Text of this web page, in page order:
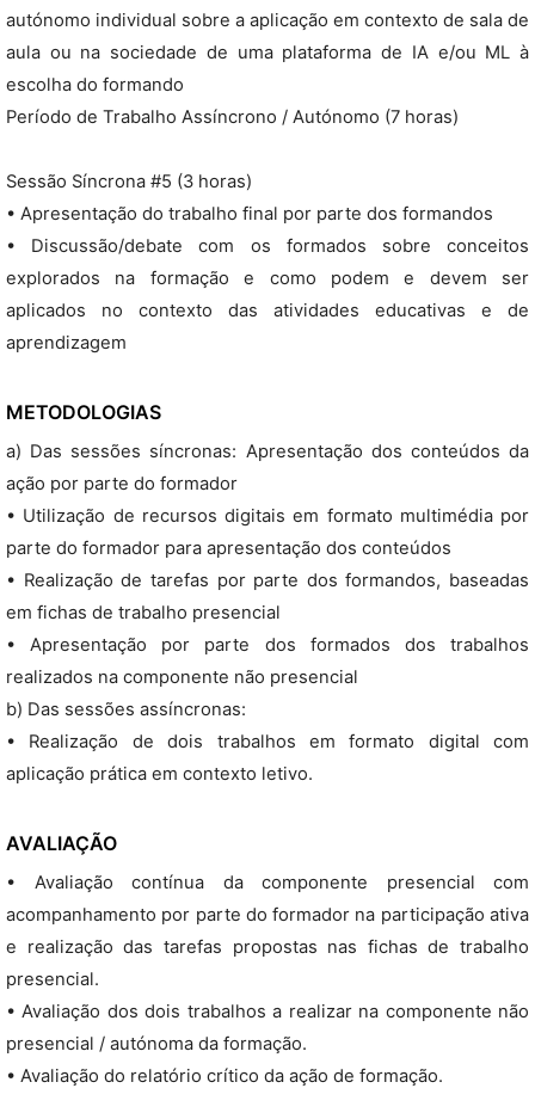
autónomo individual sobre a aplicação em contexto de sala de
aula ou na sociedade de uma plataforma de IA e/ou ML à
escolha do formando
Período de Trabalho Assíncrono / Autónomo (7 horas)
Sessão Síncrona #5 (3 horas)
• Apresentação do trabalho final por parte dos formandos
• Discussão/debate com os formados sobre conceitos
explorados na formação e como podem e devem ser
aplicados no contexto das atividades educativas e de
aprendizagem
METODOLOGIAS
a) Das sessões síncronas: Apresentação dos conteúdos da
ação por parte do formador
• Utilização de recursos digitais em formato multimédia por
parte do formador para apresentação dos conteúdos
• Realização de tarefas por parte dos formandos, baseadas
em fichas de trabalho presencial
• Apresentação por parte dos formados dos trabalhos
realizados na componente não presencial
b) Das sessões assíncronas:
• Realização de dois trabalhos em formato digital com
aplicação prática em contexto letivo.
AVALIAÇÃO
• Avaliação contínua da componente presencial com
acompanhamento por parte do formador na participação ativa
e realização das tarefas propostas nas fichas de trabalho
presencial.
• Avaliação dos dois trabalhos a realizar na componente não
presencial / autónoma da formação.
• Avaliação do relatório crítico da ação de formação.